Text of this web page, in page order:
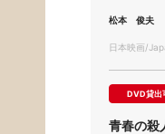
松本 俊夫
日本映画/
DVD貸出
青春の殺